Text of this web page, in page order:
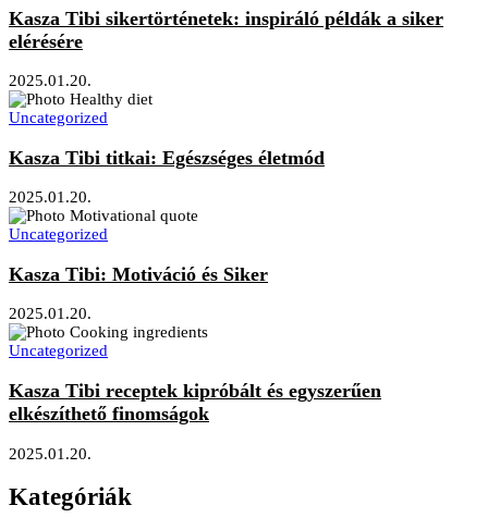
Kasza Tibi sikertörténetek: inspiráló példák a siker
elérésére
2025.01.20.
Uncategorized
Kasza Tibi titkai: Egészséges életmód
2025.01.20.
Uncategorized
Kasza Tibi: Motiváció és Siker
2025.01.20.
Uncategorized
Kasza Tibi receptek kipróbált és egyszerűen
elkészíthető finomságok
2025.01.20.
Kategóriák